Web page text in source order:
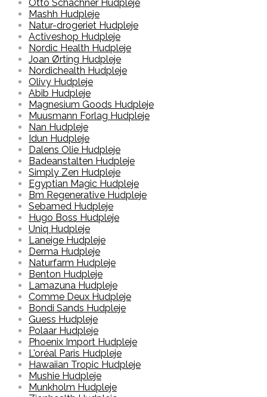
Otto Schachner Hudpleje
Mashh Hudpleje
Natur-drogeriet Hudpleje
Activeshop Hudpleje
Nordic Health Hudpleje
Joan Ørting Hudpleje
Nordichealth Hudpleje
Olivy Hudpleje
Abib Hudpleje
Magnesium Goods Hudpleje
Muusmann Forlag Hudpleje
Nan Hudpleje
Idun Hudpleje
Dalens Olie Hudpleje
Badeanstalten Hudpleje
Simply Zen Hudpleje
Egyptian Magic Hudpleje
Bm Regenerative Hudpleje
Sebamed Hudpleje
Hugo Boss Hudpleje
Uniq Hudpleje
Laneige Hudpleje
Derma Hudpleje
Naturfarm Hudpleje
Benton Hudpleje
Lamazuna Hudpleje
Comme Deux Hudpleje
Bondi Sands Hudpleje
Guess Hudpleje
Polaar Hudpleje
Phoenix Import Hudpleje
L'oréal Paris Hudpleje
Hawaiian Tropic Hudpleje
Mushie Hudpleje
Munkholm Hudpleje